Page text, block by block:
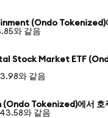
(Ondo Tokenized)
와 같음
Stock Market ETF
와 같음
Tokenized)에서 호
와 같음